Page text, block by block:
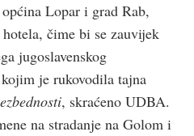
Lopar i grad Rab,
čime bi se zauvijek
jugoslavenskog
je rukovodila tajna
, skraćeno UDBA.
na stradanje na Golom i